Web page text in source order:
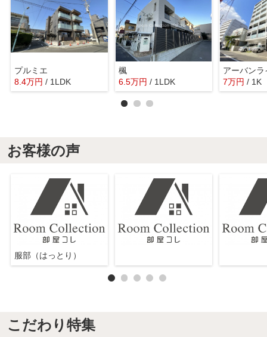
プルミエ
8.4万円 / 1LDK
楓
6.5万円 / 1LDK 7万円 / 1K
お客様の声
服部（はっとり）
こだわり特集